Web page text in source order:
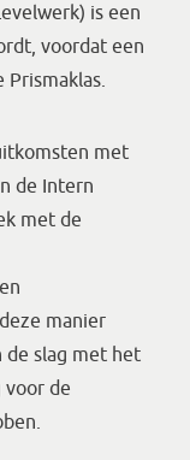
is een
voordat een
met
de Intern
met de
manier
de slag met het
voor de